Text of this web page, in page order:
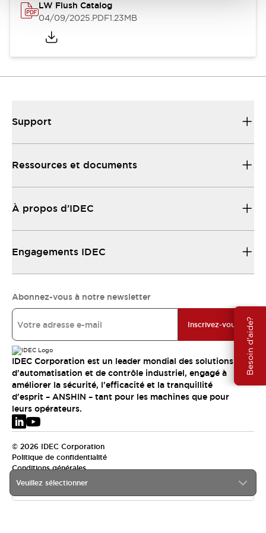
Besoin d'aide?
LW Flush Catalog
04/09/2025.PDF1.23MB
Veuillez sélectionner
Support
Ressources et documents
À propos d’IDEC
Engagements IDEC
Abonnez-vous à notre newsletter
Inscrivez-vous
IDEC Corporation est un leader mondial des solutions
d'automatisation et de contrôle industriel, engagé à
améliorer la sécurité, l'efficacité et la tranquillité
d'esprit – ANSHIN – tant pour les machines que pour
leurs opérateurs.
© 2026 IDEC Corporation
Politique de confidentialité
Conditions générales
EMEA